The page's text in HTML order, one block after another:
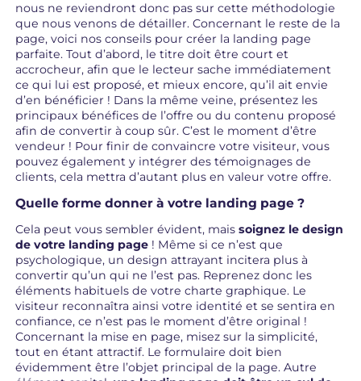
nous ne reviendront donc pas sur cette méthodologie
que nous venons de détailler. Concernant le reste de la
page, voici nos conseils pour créer la landing page
parfaite. Tout d’abord, le titre doit être court et
accrocheur, afin que le lecteur sache immédiatement
ce qui lui est proposé, et mieux encore, qu’il ait envie
d’en bénéficier ! Dans la même veine, présentez les
principaux bénéfices de l’offre ou du contenu proposé
afin de convertir à coup sûr. C’est le moment d’être
vendeur ! Pour finir de convaincre votre visiteur, vous
pouvez également y intégrer des témoignages de
clients, cela mettra d’autant plus en valeur votre offre.
Quelle forme donner à votre landing page ?
Cela peut vous sembler évident, maissoignez le design
de votre landing page ! Même si ce n’est que
psychologique, un design attrayant incitera plus à
convertir qu’un qui ne l’est pas. Reprenez donc les
éléments habituels de votre charte graphique. Le
visiteur reconnaîtra ainsi votre identité et se sentira en
confiance, ce n’est pas le moment d’être original !
Concernant la mise en page, misez sur la simplicité,
tout en étant attractif. Le formulaire doit bien
évidemment être l’objet principal de la page. Autre